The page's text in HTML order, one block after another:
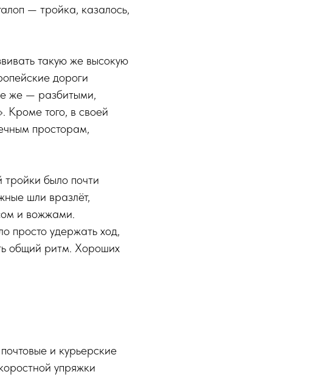
— тройка, казалось,
такую же высокую
дороги
же — разбитыми,
Кроме того, в своей
просторам,
было почти
шли вразлёт,
и вожжами.
просто удержать ход,
общий ритм. Хороших
и курьерские
упряжки